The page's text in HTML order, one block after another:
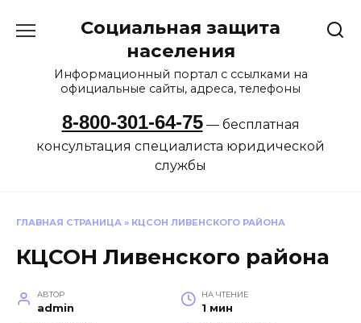
Социальная защита
населения
Информационный портал с ссылками на
официальные сайты, адреса, телефоны
8-800-301-64-75— бесплатная
консультация специалиста юридической
службы
ГЛАВНАЯ СТРАНИЦА » КЦСОН ЛИВЕНСКОГО РАЙОНА
КЦСОН Ливенского района
АВТОР
admin
НА ЧТЕНИЕ
1 мин